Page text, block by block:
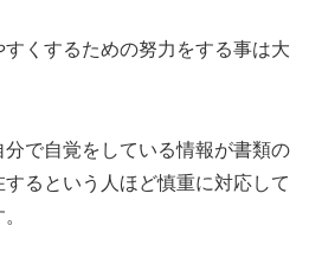
くするための努力をする事は大
で自覚をしている情報が書類の
るという人ほど慎重に対応して